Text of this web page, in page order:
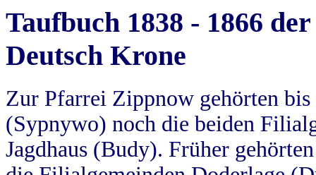
Taufbuch 1838 - 1866
Deutsch Krone
Zur Pfarrei Zippnow gehörten
(Sypnywo) noch die beiden
Jagdhaus (Budy). Früher